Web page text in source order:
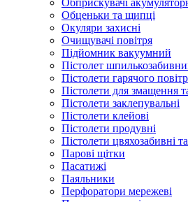
Обприскувачі
Обценьки та щипці
Окуляри захисні
Очищувачі повітря
Підйомник вакуумний
Пістолет
Пістолети гарячого
Пістолети для змащення
Пістолети заклепувальні
Пістолети клейові
Пістолети продувні
Пістолети цвяхозабивні
Парові щітки
Пасатижі
Паяльники
Перфоратори мережеві